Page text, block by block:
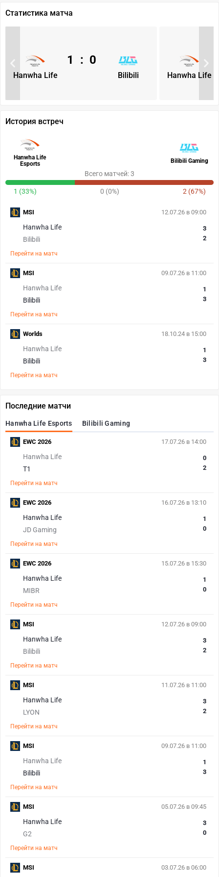
Статистика матча
Hanwha Life Bilibili
1 : 0
Hanwha Life
История встреч
Hanwha Life
Esports
Bilibili Gaming
Всего матчей: 3
1 (33%) 0 (0%) 2 (67%)
12.07.26 в 09:00
Hanwha Life
Bilibili
3
2
Перейти на матч
MSI
09.07.26 в 11:00
Hanwha Life
Bilibili
1
3
Перейти на матч
MSI
18.10.24 в 15:00
Hanwha Life
Bilibili
1
3
Перейти на матч
Worlds
Последние матчи
Hanwha Life Esports Bilibili Gaming
17.07.26 в 14:00
Hanwha Life
T1
0
2
Перейти на матч
EWC 2026
16.07.26 в 13:10
Hanwha Life
JD Gaming
1
0
Перейти на матч
EWC 2026
15.07.26 в 15:30
Hanwha Life
MIBR
1
0
Перейти на матч
EWC 2026
12.07.26 в 09:00
Hanwha Life
Bilibili
3
2
Перейти на матч
MSI
11.07.26 в 11:00
Hanwha Life
LYON
3
2
Перейти на матч
MSI
09.07.26 в 11:00
Hanwha Life
Bilibili
1
3
Перейти на матч
MSI
05.07.26 в 09:45
Hanwha Life
G2
3
0
Перейти на матч
MSI
03.07.26 в 06:00
MSI